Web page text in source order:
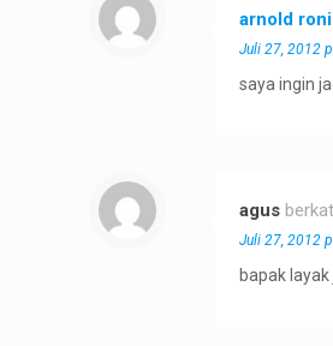
arnold
Juli 27, 2012
saya ingin
agus
Juli 27, 2012
bapak